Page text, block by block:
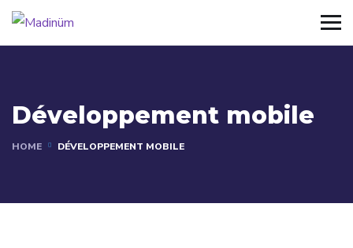
Développement mobile
HOME DÉVELOPPEMENT MOBILE